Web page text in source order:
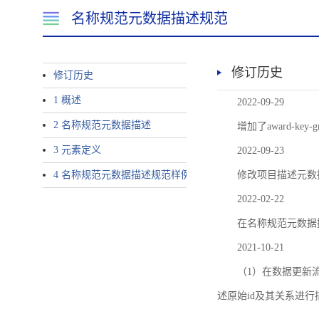
名称规范元数据描述规范
修订历史
1 概述
2 名称规范元数据描述
3 元素定义
4 名称规范元数据描述规范样例
修订历史
2022-09-29
增加了award-key-
2022-09-23
修改项目描述元
2022-02-22
在名称规范元数
2021-10-21
（1）在数据更
述原始id及其关系进行